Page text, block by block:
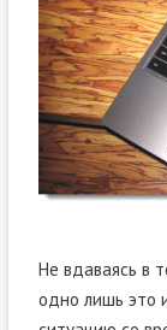
Не вдаваясь в
одно лишь это